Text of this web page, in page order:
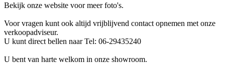
Bekijk onze website voor meer foto's.
Voor vragen kunt ook altijd vrijblijvend contact opnemen met onze
verkoopadviseur.
U kunt direct bellen naar Tel: 06-29435240
U bent van harte welkom in onze showroom.